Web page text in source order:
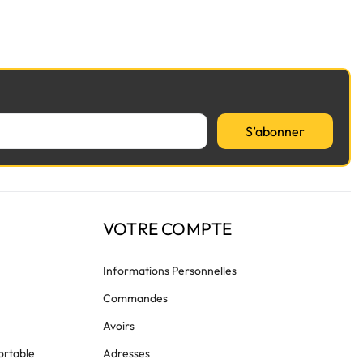
S’abonner
VOTRE COMPTE
Informations Personnelles
Commandes
Avoirs
Adresses